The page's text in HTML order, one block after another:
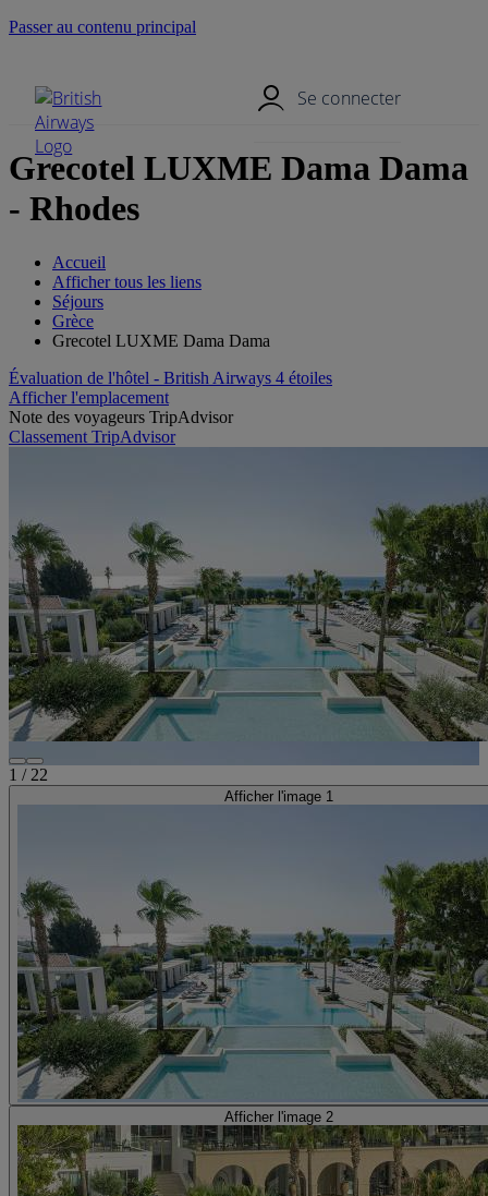
Passer au contenu principal
Se connecter
Grecotel LUXME Dama Dama
- Rhodes
Accueil
Afficher tous les liens
Séjours
Grèce
Grecotel LUXME Dama Dama
Évaluation de l'hôtel - British Airways 4 étoiles
Afficher l'emplacement
Note des voyageurs TripAdvisor
Classement TripAdvisor
1 / 22
Afficher l'image 1
Afficher l'image 2